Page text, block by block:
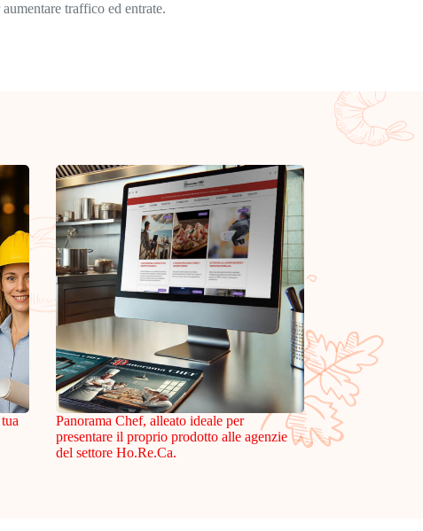
traffico ed entrate.
Panorama Chef, alleato ideale per
presentare il proprio prodotto alle agenzie
del settore Ho.Re.Ca.